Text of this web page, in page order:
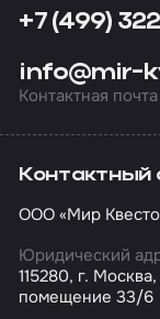
+7 (499)
info@mir-
Контактная почта
Контактный
ООО «Мир
Юридический
115280, г.
помещение 33/6